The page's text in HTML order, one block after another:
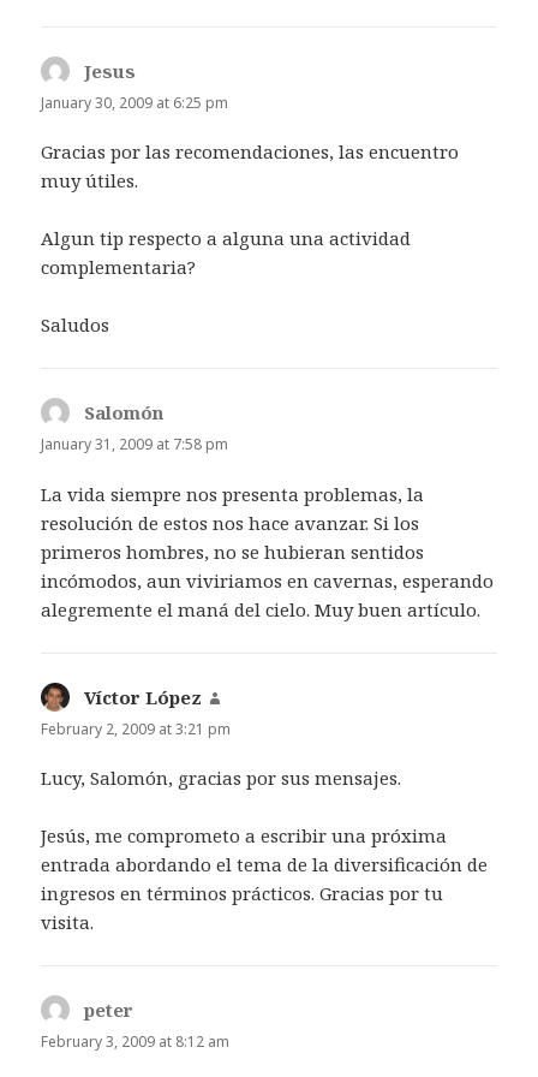
Jesus
January 30, 2009 at 6:25 pm
Gracias por las recomendaciones, las encuentro
muy útiles.
Algun tip respecto a alguna una actividad
complementaria?
Saludos
Salomón
January 31, 2009 at 7:58 pm
La vida siempre nos presenta problemas, la
resolución de estos nos hace avanzar. Si los
primeros hombres, no se hubieran sentidos
incómodos, aun viviriamos en cavernas, esperando
alegremente el maná del cielo. Muy buen artículo.
Víctor López
February 2, 2009 at 3:21 pm
Lucy, Salomón, gracias por sus mensajes.
Jesús, me comprometo a escribir una próxima
entrada abordando el tema de la diversificación de
ingresos en términos prácticos. Gracias por tu
visita.
peter
February 3, 2009 at 8:12 am